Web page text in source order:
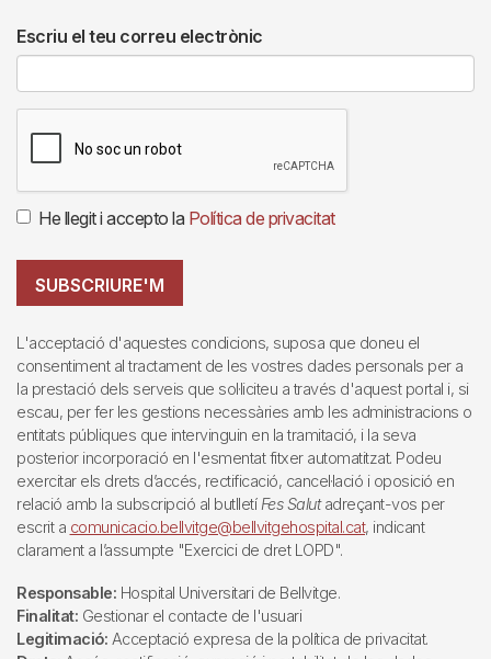
Escriu el teu correu electrònic
He llegit i accepto la Política de privacitat
SUBSCRIURE'M
L'acceptació d'aquestes condicions, suposa que doneu el
consentiment al tractament de les vostres dades personals per a
la prestació dels serveis que sol·liciteu a través d'aquest portal i, si
escau, per fer les gestions necessàries amb les administracions o
entitats públiques que intervinguin en la tramitació, i la seva
posterior incorporació en l'esmentat fitxer automatitzat. Podeu
exercitar els drets d’accés, rectificació, cancel·lació i oposició en
relació amb la subscripció al butlletí Fes Salutadreçant-vos per
escrit a comunicacio.bellvitge@bellvitgehospital.cat, indicant
clarament a l’assumpte "Exercici de dret LOPD".
Responsable: Hospital Universitari de Bellvitge.
Finalitat: Gestionar el contacte de l'usuari
Legitimació: Acceptació expresa de la política de privacitat.